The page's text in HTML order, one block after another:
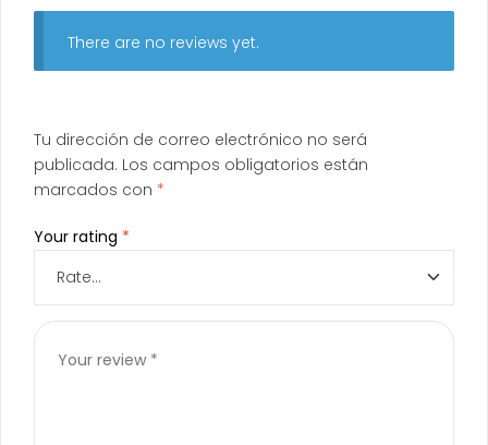
There are no reviews yet.
Tu dirección de correo electrónico no será
publicada. Los campos obligatorios están
marcados con *
Your rating *